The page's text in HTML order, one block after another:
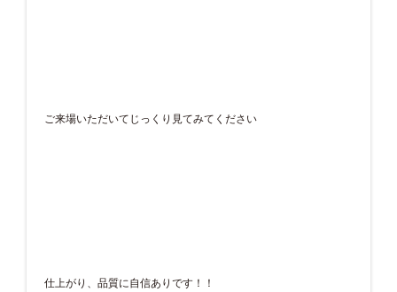
ご来場いただいてじっくり見てみてください
仕上がり、品質に自信ありです！！